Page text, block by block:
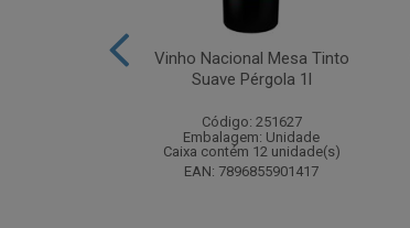
Vinho Nacional Mesa Tinto
Suave Pérgola 1l
Código: 251627
Embalagem: Unidade
Caixa contém 12 unidade(s)
EAN: 7896855901417